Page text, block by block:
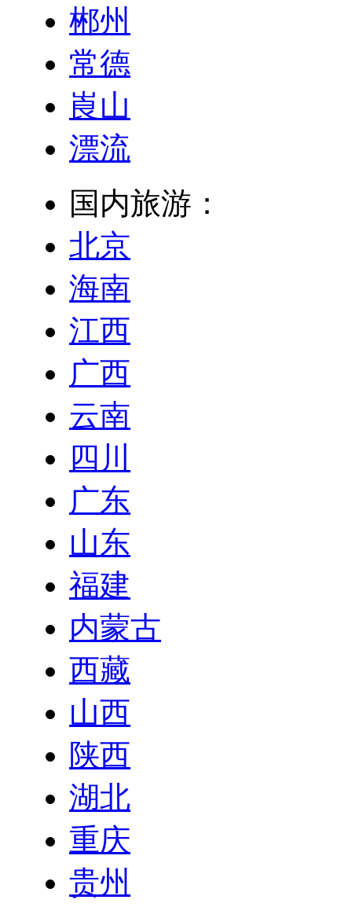
郴州
常德
崀山
漂流
国内旅游：
北京
海南
江西
广西
云南
四川
广东
山东
福建
内蒙古
西藏
山西
陕西
湖北
重庆
贵州